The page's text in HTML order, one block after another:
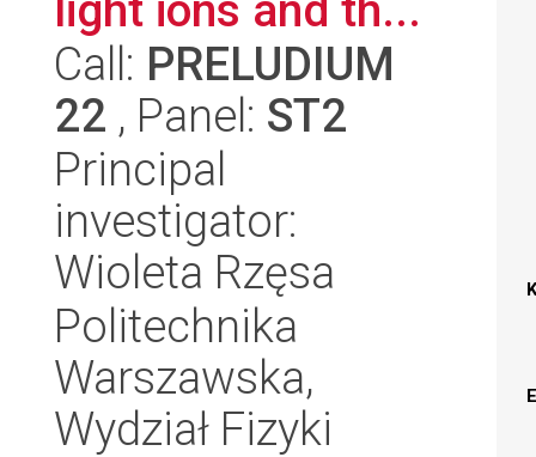
Call: PRELUDIUM
22 , Panel: ST2
Principal
investigator:
Wioleta Rzęsa
Politechnika
Warszawska,
Wydział Fizyki